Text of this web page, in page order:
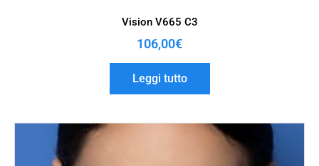
Vision V665 C3
106,00€
Leggi tutto